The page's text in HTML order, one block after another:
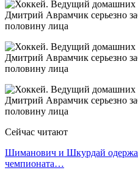
Сейчас читают
Шиманович и Шкурдай
чемпионата…